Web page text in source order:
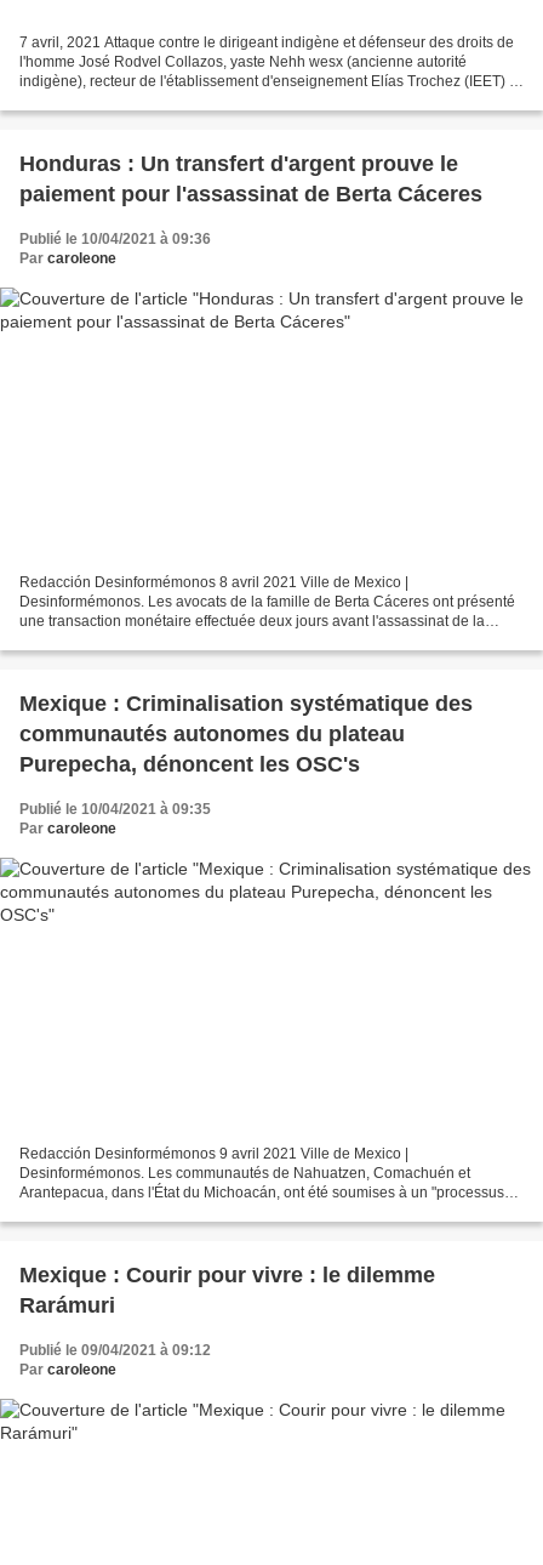
7 avril, 2021 Attaque contre le dirigeant indigène et défenseur des droits de
l'homme José Rodvel Collazos, yaste Nehh wesx (ancienne autorité
indigène), recteur de l'établissement d'enseignement Elías Trochez (IEET) et
Honduras : Un transfert d'argent prouve le
paiement pour l'assassinat de Berta Cáceres
Publié le 10/04/2021 à 09:36
Par caroleone
Redacción Desinformémonos 8 avril 2021 Ville de Mexico |
Desinformémonos. Les avocats de la famille de Berta Cáceres ont présenté
une transaction monétaire effectuée deux jours avant l'assassinat de la
Mexique : Criminalisation systématique des
communautés autonomes du plateau
Purepecha, dénoncent les OSC's
Publié le 10/04/2021 à 09:35
Par caroleone
Redacción Desinformémonos 9 avril 2021 Ville de Mexico |
Desinformémonos. Les communautés de Nahuatzen, Comachuén et
Arantepacua, dans l'État du Michoacán, ont été soumises à un "processus
Mexique : Courir pour vivre : le dilemme
Rarámuri
Publié le 09/04/2021 à 09:12
Par caroleone